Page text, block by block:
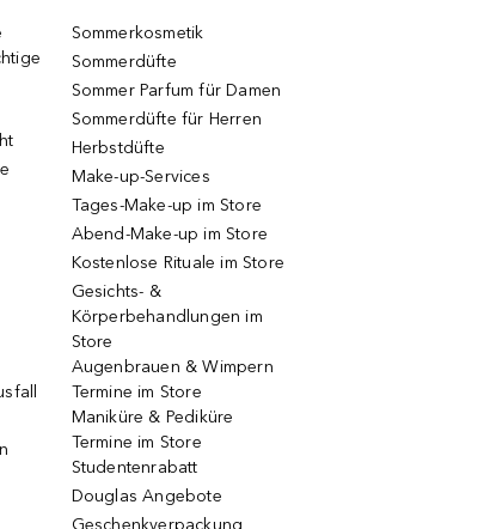
Sommerkosmetik
Sommerdüfte
Sommer Parfum für Damen
Sommerdüfte für Herren
Herbstdüfte
Make-up-Services
Tages-Make-up im Store
Abend-Make-up im Store
Kostenlose Rituale im Store
Gesichts- &
Körperbehandlungen im
Store
Augenbrauen & Wimpern
Termine im Store
Maniküre & Pediküre
Termine im Store
Studentenrabatt
Douglas Angebote
Geschenkverpackung